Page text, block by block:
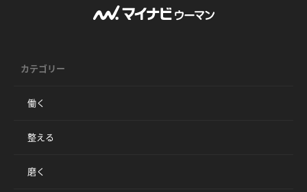
カテゴリー
働く
整える
磨く